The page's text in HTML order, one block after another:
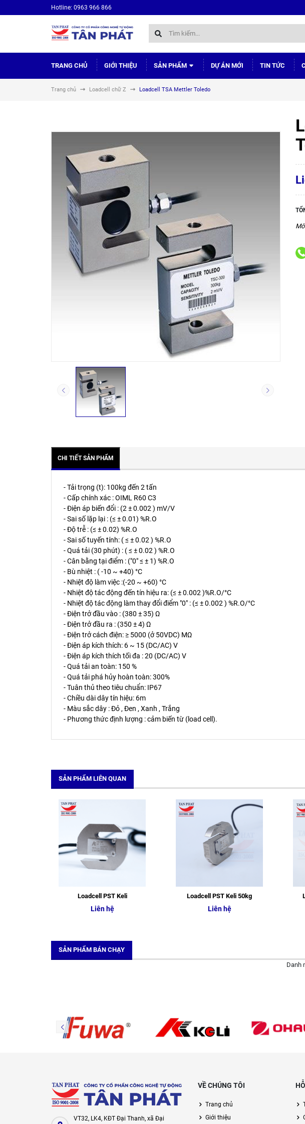
Hotline: 0963 966 866
TRANG CHỦ GIỚI THIỆU SẢN PHẨM DỰ ÁN MỚI TIN TỨC
Trang chủ Loadcell chữ Z Loadcell TSA Mettler Toledo
CHI TIẾT SẢN PHẨM
- Tải trọng (t): 100kg đến 2 tấn
- Cấp chính xác : OIML R60 C3
- Điện áp biến đổi : (2 ± 0.002 ) mV/V
- Sai số lặp lại : (≤ ± 0.01) %R.O
- Độ trễ : (≤ ± 0.02) %R.O
- Sai số tuyến tính: ( ≤ ± 0.02 ) %R.O
- Quá tải (30 phút) : ( ≤ ± 0.02 ) %R.O
- Cân bằng tại điểm : ("0" ≤ ± 1) %R.O
- Bù nhiệt : ( -10 ~ +40) °C
- Nhiệt độ làm việc :(-20 ~ +60) °C
- Nhiệt độ tác động đến tín hiệu ra: (≤ ± 0.002 )%R.O/°C
- Nhiệt độ tác động làm thay đổi điểm "0" : (≤ ± 0.002 ) %R.O/°C
- Điện trở đầu vào : (380 ± 35) Ω
- Điện trở đầu ra : (350 ± 4) Ω
- Điện trở cách điện: ≥ 5000 (ở 50VDC) MΩ
- Điện áp kích thích: 6 ~ 15 (DC/AC) V
- Điện áp kích thích tối đa : 20 (DC/AC) V
- Quá tải an toàn: 150 %
- Quá tải phá hủy hoàn toàn: 300%
- Tuân thủ theo tiêu chuẩn: IP67
- Chiều dài dây tín hiệu: 6m
- Màu sắc dây : Đỏ , Đen , Xanh , Trắng
- Phương thức định lượng : cảm biến từ (load cell).
SẢN PHẨM LIÊN QUAN
Loadcell PST Keli
Liên hệ
Loadcell PST Keli 50kg
Liên hệ
SẢN PHẨM BÁN CHẠY
Danh
VT32, LK4, KĐT Đại Thanh, xã Đại
VỀ CHÚNG TÔI
Trang chủ
Giới thiệu